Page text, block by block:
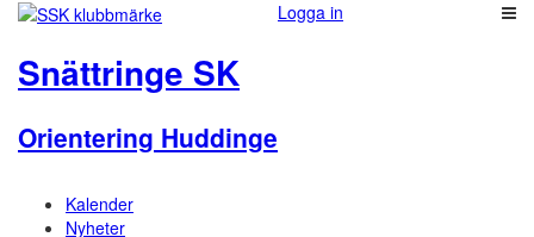
Logga in
Snättringe SK
Orientering Huddinge
Kalender
Nyheter